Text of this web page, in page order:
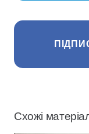
Схожі